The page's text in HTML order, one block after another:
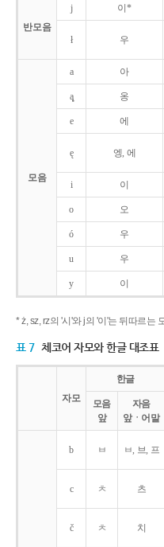
반모음
j 이*
ł 우
모음
a 아
ą̨ 옹
e 에
ę 엥, 에
i 이
o 오
ó 우
u 우
y 이
* ż, sz, rz의 '시'와 j의 '이'는 뒤따르는
표 7 체코어 자모와 한글 대조표
자모
한글
모음
앞
자음
앞ㆍ어말
b ㅂ ㅂ, 브, 프
c ㅊ 츠
č ㅊ 치